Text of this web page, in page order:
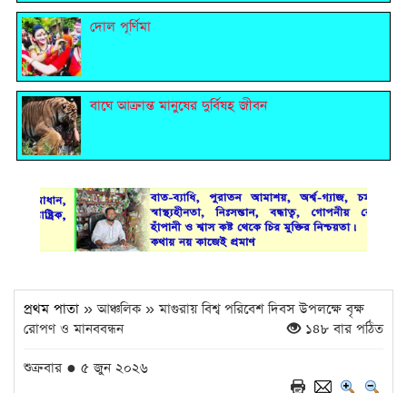
দোল পূর্ণিমা
বাঘে আক্রান্ত মানুষের দুর্বিষহ জীবন
প্রথম পাতা » আঞ্চলিক » মাগুরায় বিশ্ব পরিবেশ দিবস উপলক্ষে বৃক্ষ
রোপণ ও মানববন্ধন
১৪৮ বার পঠিত
শুক্রবার ● ৫ জুন ২০২৬